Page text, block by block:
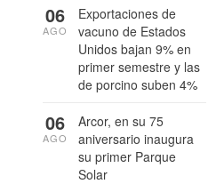
Exportaciones de
vacuno de Estados
Unidos bajan 9% en
primer semestre y las
de porcino suben 4%
06
AGO
Arcor, en su 75
aniversario inaugura
su primer Parque
Solar
06
AGO